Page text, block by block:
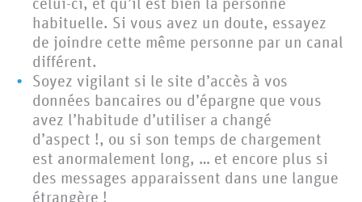
habituelle. Si vous avez un doute, essayez
de joindre cette même personne par un canal
différent.
Soyez vigilant si le site d’accès à vos
données bancaires ou d’épargne que vous
avez l’habitude d’utiliser a changé
d’aspect !, ou si son temps de chargement
est anormalement long, … et encore plus si
des messages apparaissent dans une langue
étrangère !